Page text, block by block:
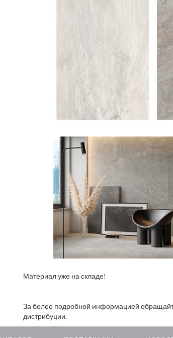
Материал уже на складе!
За более подробной информацией
дистрибуции.